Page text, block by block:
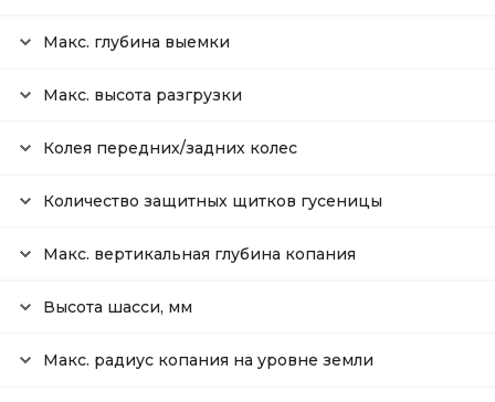
Макс. глубина выемки
Макс. высота разгрузки
Колея передних/задних колес
Количество защитных щитков гусеницы
Макс. вертикальная глубина копания
Высота шасси, мм
Макс. радиус копания на уровне земли